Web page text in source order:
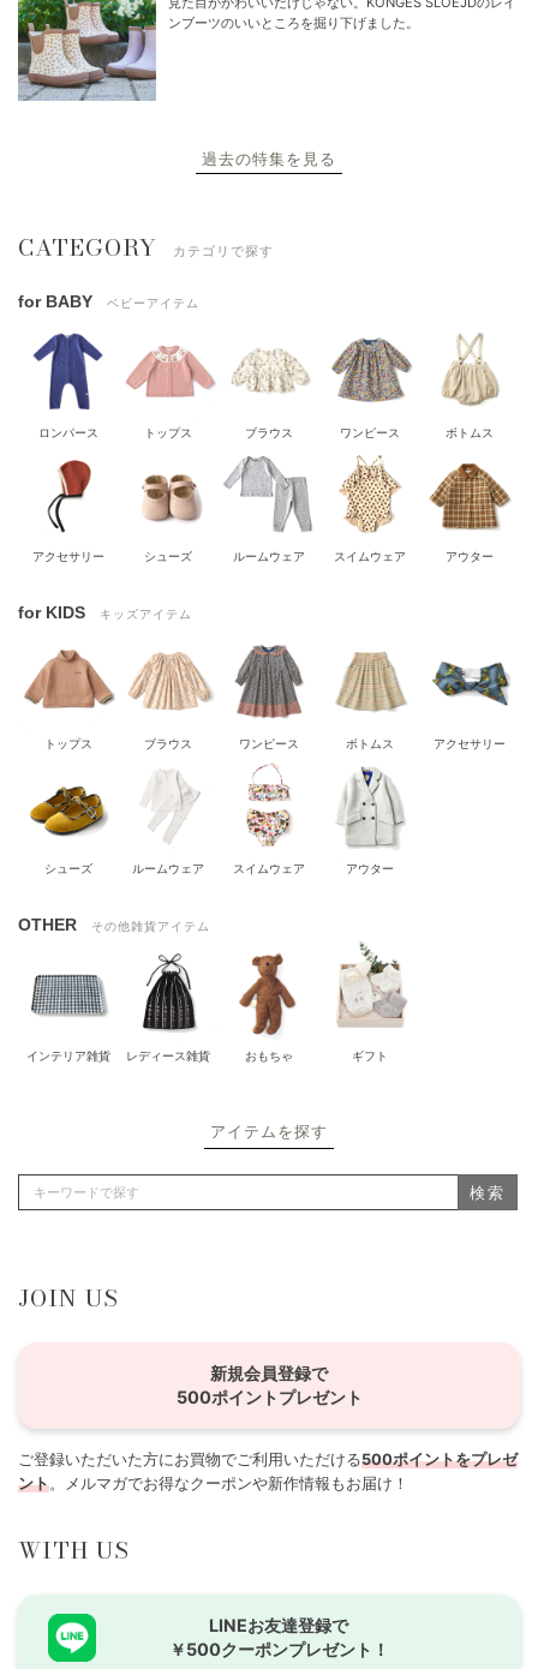
ンブーツのいいところを掘り下げました。
過去の特集を見る
CATEGORY カテゴリで探す
for BABY ベビーアイテム
ロンパース トップス ブラウス ワンピース ボトムス
アクセサリー シューズ ルームウェア スイムウェア アウター
for KIDS キッズアイテム
トップス ブラウス ワンピース ボトムス アクセサリー
シューズ ルームウェア スイムウェア アウター
OTHER その他雑貨アイテム
インテリア雑貨 レディース雑貨 おもちゃ ギフト
アイテムを探す
検索
JOIN US
新規会員登録で
500ポイントプレゼント
ご登録いただいた方にお買物でご利用いただける500ポイントをプレゼ
ント。メルマガでお得なクーポンや新作情報もお届け！
WITH US
LINEお友達登録で
￥500クーポンプレゼント！